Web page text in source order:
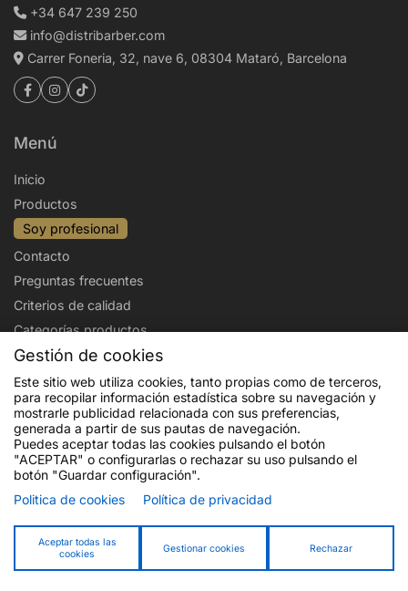
Gestión de cookies
Este sitio web utiliza cookies, tanto propias como de terceros,
para recopilar información estadística sobre su navegación y
mostrarle publicidad relacionada con sus preferencias,
generada a partir de sus pautas de navegación.
Puedes aceptar todas las cookies pulsando el botón
"ACEPTAR" o configurarlas o rechazar su uso pulsando el
botón "Guardar configuración".
Politica de cookies
Política de privacidad
Aceptar todas las
cookies
Gestionar cookies Rechazar
+34 647 239 250
info@distribarber.com
Carrer Foneria, 32, nave 6, 08304 Mataró, Barcelona
Menú
Inicio
Productos
Soy profesional
Contacto
Preguntas frecuentes
Criterios de calidad
Categorías productos
Aviso legal
Política de privacidad
Politica de cookies
Condiciones de venta
Envíos y devoluciones
Financiado por la Unión Europea - NextGenerationEU. Sin embargo, los
puntos de vista y las opiniones expresadas son únicamente los del autor o
autores y no reflejan necesariamente los de la Unión Europea o la Comisión
Europea. Ni la Unión Europea ni la Comisión Europea pueden ser
consideradas responsables de las mismas.